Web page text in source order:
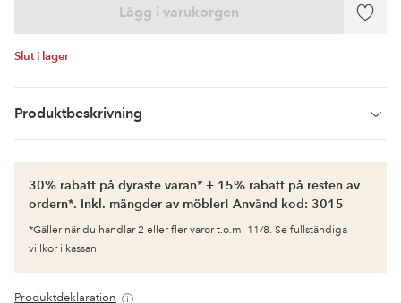
Lägg i varukorgen
Lägg
Slut i lager
Produktbeskrivning
30% rabatt på dyraste varan* + 15% rabatt på resten av
ordern*. Inkl. mängder av möbler! Använd kod: 3015
*Gäller när du handlar 2 eller fler varor t.o.m. 11/8. Se fullständiga
villkor i kassan.
Produktdeklaration